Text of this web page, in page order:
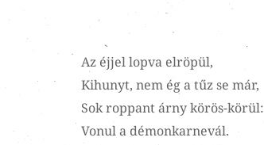
Az éjjel lopva elröpül,
Kihunyt, nem ég a tűz se már,
Sok roppant árny körös-körül:
Vonul a démonkarnevál.